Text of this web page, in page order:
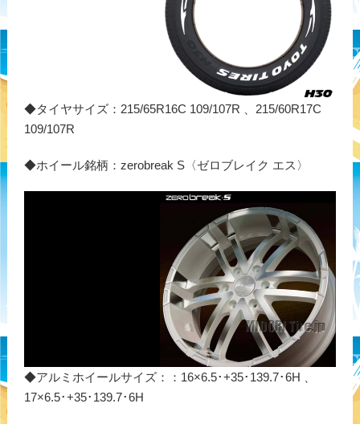
◆タイヤサイズ：215/65R16C 109/107R 、215/60R17C
109/107R
◆ホイール銘柄：zerobreak S〈ゼロブレイク エス〉
◆アルミホイールサイズ：：16×6.5･+35･139.7･6H 、
17×6.5･+35･139.7･6H